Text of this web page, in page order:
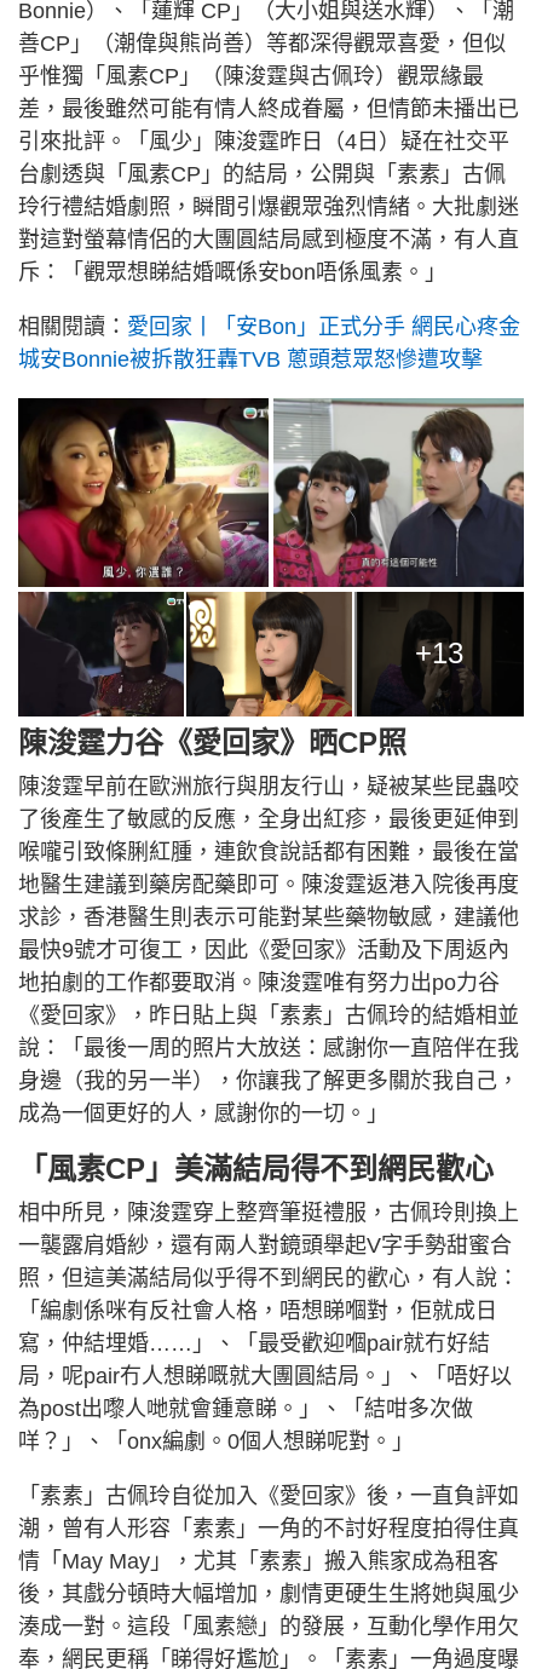
Bonnie）、「蓮輝 CP」（大小姐與送水輝）、「潮
善CP」（潮偉與熊尚善）等都深得觀眾喜愛，但似
乎惟獨「風素CP」（陳浚霆與古佩玲）觀眾緣最
差，最後雖然可能有情人終成眷屬，但情節未播出已
引來批評。「風少」陳浚霆昨日（4日）疑在社交平
台劇透與「風素CP」的結局，公開與「素素」古佩
玲行禮結婚劇照，瞬間引爆觀眾強烈情緒。大批劇迷
對這對螢幕情侶的大團圓結局感到極度不滿，有人直
斥：「觀眾想睇結婚嘅係安bon唔係風素。」
相關閱讀： 愛回家丨「安Bon」正式分手 網民心疼金
城安Bonnie被拆散狂轟TVB 蔥頭惹眾怒慘遭攻擊
+13
陳浚霆力谷《愛回家》晒CP照
陳浚霆早前在歐洲旅行與朋友行山，疑被某些昆蟲咬
了後產生了敏感的反應，全身出紅疹，最後更延伸到
喉嚨引致條脷紅腫，連飲食說話都有困難，最後在當
地醫生建議到藥房配藥即可。陳浚霆返港入院後再度
求診，香港醫生則表示可能對某些藥物敏感，建議他
最快9號才可復工，因此《愛回家》活動及下周返內
地拍劇的工作都要取消。陳浚霆唯有努力出po力谷
《愛回家》，昨日貼上與「素素」古佩玲的結婚相並
說：「最後一周的照片大放送：感謝你一直陪伴在我
身邊（我的另一半），你讓我了解更多關於我自己，
成為一個更好的人，感謝你的一切。」
「風素CP」美滿結局得不到網民歡心
相中所見，陳浚霆穿上整齊筆挺禮服，古佩玲則換上
一襲露肩婚紗，還有兩人對鏡頭舉起V字手勢甜蜜合
照，但這美滿結局似乎得不到網民的歡心，有人說：
「編劇係咪有反社會人格，唔想睇嗰對，佢就成日
寫，仲結埋婚……」、「最受歡迎嗰pair就冇好結
局，呢pair冇人想睇嘅就大團圓結局。」、「唔好以
為post出嚟人哋就會鍾意睇。」、「結咁多次做
咩？」、「onx編劇。0個人想睇呢對。」
「素素」古佩玲自從加入《愛回家》後，一直負評如
潮，曾有人形容「素素」一角的不討好程度拍得住真
情「May May」，尤其「素素」搬入熊家成為租客
後，其戲分頓時大幅增加，劇情更硬生生將她與風少
湊成一對。這段「風素戀」的發展，互動化學作用欠
奉，網民更稱「睇得好尷尬」。「素素」一角過度曝